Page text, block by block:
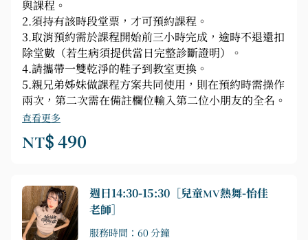
與課程。
2.須持有該時段堂票，才可預約課程。
3.取消預約需於課程開始前三小時完成，逾時不退還扣
除堂數（若生病須提供當日完整診斷證明）。
4.請攜帶一雙乾淨的鞋子到教室更換。
5.親兄弟姊妹做課程方案共同使用，則在預約時需操作
兩次，第二次需在備註欄位輸入第二位小朋友的全名。
查看更多
NT$ 490
週日14:30-15:30［兒童MV熱舞-怡佳
老師］
服務時間：60 分鐘